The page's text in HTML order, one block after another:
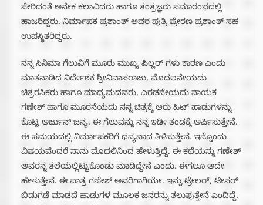
ಸೇರಿದಂತೆ ಅನೇಕ ಕಲಾವಿದರು ಹಾಗೂ ತಂತ್ರಜ್ಞರು ಸಮಾರಂಭದಲ್ಲಿ
ಹಾಜರಿದ್ದರು. ನಿರ್ಮಾಪಕ ಪ್ರಶಾಂತ್ ಅವರ ಪುತ್ರಿ ಪ್ರೇರಣ ಪ್ರಶಾಂತ್ ಸಹ
ಉಪಸ್ಥಿತರಿದ್ದರು.
ನನ್ನ ಸಿನಿಮಾ ಗೆಲುವಿಗೆ ಮೂರು ಮುಖ್ಯ ಪಿಲ್ಲರ್ ಗಳು ಕಾರಣ ಎಂದು
ಮಾತನಾಡಿದ ನಿರ್ದೇಶಕ ಶ್ರೀನಿವಾಸರಾಜು, ಮೊದಲನೇಯದು
ಚಿತ್ರರಸಿಕರು ಹಾಗೂ ಮಾಧ್ಯಮದವರು, ಎರಡನೇಯದು ನಾಯಕ
ಗಣೇಶ್ ಹಾಗೂ ಮೂರನೆಯದು ನನ್ನ ಚಿತ್ರಕ್ಕೆ ಆರು ಹಿಟ್ ಹಾಡುಗಳನ್ನು
ಕೊಟ್ಟ ಅರ್ಜುನ್ ಜನ್ಯ. ಈ ಗೆಲುವನ್ನು ನನ್ನ ಇಡೀ ತಂಡಕ್ಕೆ ಅರ್ಪಿಸುತ್ತೇನೆ.
ಈ ಸಮಯದಲ್ಲಿ ನಿರ್ಮಾಪಕರಿಗೆ ಧನ್ಯವಾದ ತಿಳಿಸುತ್ತೇ‌ನೆ. ಇನ್ನೊಂದು
ವಿಷಯವೆಂದರೆ ನಾನು ಮೊದಲಿನಿಂದ ಹೇಳುತ್ತಿದ್ದೆ. ಈ ಕಥೆಯನ್ನು ಗಣೇಶ್
ಅವರನ್ನ ತಲೆಯಲ್ಲಿಟ್ಟುಕೊಂಡು ಮಾಡಿದ್ದೇನೆ ಎಂದು. ಈಗಲೂ ಅದೇ
ಹೇಳುತ್ತೇನೆ. ಈ ಪಾತ್ರ ಗಣೇಶ್ ಅವರಿಗಾಗಿಯೇ. ಇನ್ನು ಟ್ರೇಲರ್, ಟೀಸರ್
ಬಿಡುಗಡೆ‌ ಮಾಡದೆ ಹಾಡುಗಳ ಮೂಲಕ ಜನರನ್ನು ತಲುಪುತ್ತೇನೆ ಎಂದಿದ್ದೆ.